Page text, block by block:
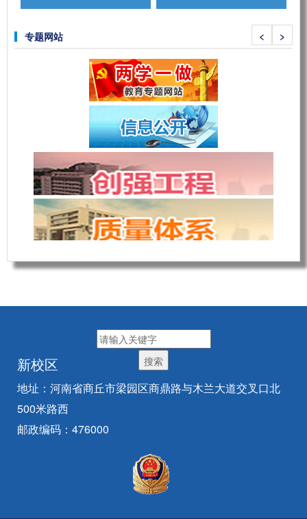
专题网站 < >
新校区
地址：河南省商丘市梁园区商鼎路与木兰大道交叉口北
500米路西
邮政编码：476000